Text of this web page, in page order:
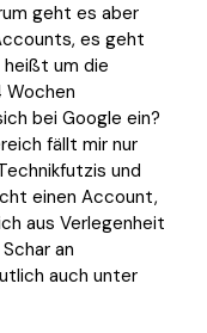
geht es aber
es geht
heißt um die
bei Google ein?
fällt mir nur
und
einen Account,
aus Verlegenheit
an
auch unter